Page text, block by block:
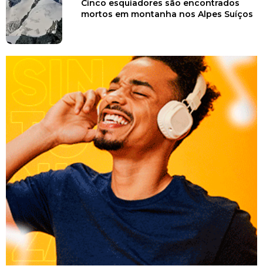
Cinco esquiadores são encontrados
mortos em montanha nos Alpes Suíços